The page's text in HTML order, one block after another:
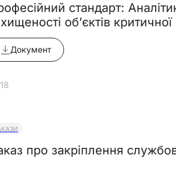
стандарт:
об’єктів
Документ
18
про закріплення